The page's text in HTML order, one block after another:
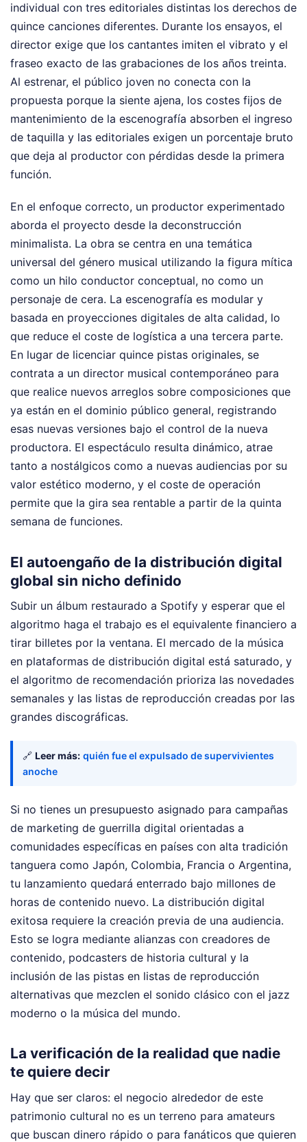
individual con tres editoriales distintas los derechos de
quince canciones diferentes. Durante los ensayos, el
director exige que los cantantes imiten el vibrato y el
fraseo exacto de las grabaciones de los años treinta.
Al estrenar, el público joven no conecta con la
propuesta porque la siente ajena, los costes fijos de
mantenimiento de la escenografía absorben el ingreso
de taquilla y las editoriales exigen un porcentaje bruto
que deja al productor con pérdidas desde la primera
función.
En el enfoque correcto, un productor experimentado
aborda el proyecto desde la deconstrucción
minimalista. La obra se centra en una temática
universal del género musical utilizando la figura mítica
como un hilo conductor conceptual, no como un
personaje de cera. La escenografía es modular y
basada en proyecciones digitales de alta calidad, lo
que reduce el coste de logística a una tercera parte.
En lugar de licenciar quince pistas originales, se
contrata a un director musical contemporáneo para
que realice nuevos arreglos sobre composiciones que
ya están en el dominio público general, registrando
esas nuevas versiones bajo el control de la nueva
productora. El espectáculo resulta dinámico, atrae
tanto a nostálgicos como a nuevas audiencias por su
valor estético moderno, y el coste de operación
permite que la gira sea rentable a partir de la quinta
semana de funciones.
El autoengaño de la distribución digital
global sin nicho definido
Subir un álbum restaurado a Spotify y esperar que el
algoritmo haga el trabajo es el equivalente financiero a
tirar billetes por la ventana. El mercado de la música
en plataformas de distribución digital está saturado, y
el algoritmo de recomendación prioriza las novedades
semanales y las listas de reproducción creadas por las
grandes discográficas.
🔗 Leer más: quién fue el expulsado de supervivientes
anoche
Si no tienes un presupuesto asignado para campañas
de marketing de guerrilla digital orientadas a
comunidades específicas en países con alta tradición
tanguera como Japón, Colombia, Francia o Argentina,
tu lanzamiento quedará enterrado bajo millones de
horas de contenido nuevo. La distribución digital
exitosa requiere la creación previa de una audiencia.
Esto se logra mediante alianzas con creadores de
contenido, podcasters de historia cultural y la
inclusión de las pistas en listas de reproducción
alternativas que mezclen el sonido clásico con el jazz
moderno o la música del mundo.
La verificación de la realidad que nadie
te quiere decir
Hay que ser claros: el negocio alrededor de este
patrimonio cultural no es un terreno para amateurs
que buscan dinero rápido o para fanáticos que quieren